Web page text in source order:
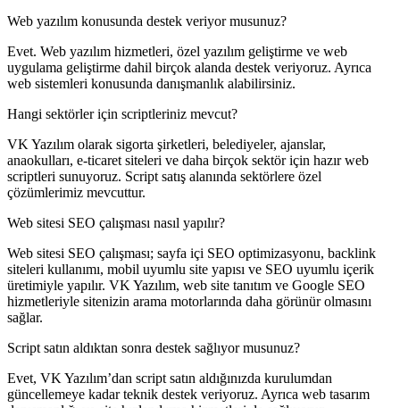
Web yazılım konusunda destek veriyor musunuz?
Evet. Web yazılım hizmetleri, özel yazılım geliştirme ve web
uygulama geliştirme dahil birçok alanda destek veriyoruz. Ayrıca
web sistemleri konusunda danışmanlık alabilirsiniz.
Hangi sektörler için scriptleriniz mevcut?
VK Yazılım olarak sigorta şirketleri, belediyeler, ajanslar,
anaokulları, e-ticaret siteleri ve daha birçok sektör için hazır web
scriptleri sunuyoruz. Script satış alanında sektörlere özel
çözümlerimiz mevcuttur.
Web sitesi SEO çalışması nasıl yapılır?
Web sitesi SEO çalışması; sayfa içi SEO optimizasyonu, backlink
siteleri kullanımı, mobil uyumlu site yapısı ve SEO uyumlu içerik
üretimiyle yapılır. VK Yazılım, web site tanıtım ve Google SEO
hizmetleriyle sitenizin arama motorlarında daha görünür olmasını
sağlar.
Script satın aldıktan sonra destek sağlıyor musunuz?
Evet, VK Yazılım’dan script satın aldığınızda kurulumdan
güncellemeye kadar teknik destek veriyoruz. Ayrıca web tasarım